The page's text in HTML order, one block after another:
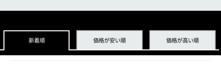
新着順 価格が安い順 価格が高い順